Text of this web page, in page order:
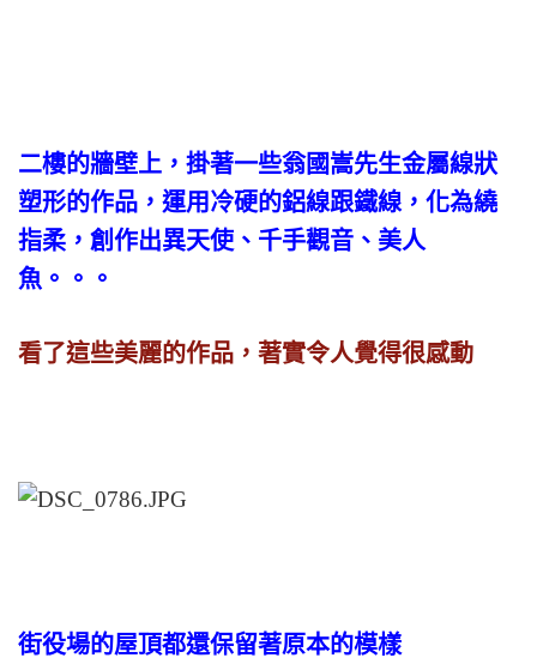
二樓的牆壁上，掛著一些翁國嵩先生金屬線狀
塑形的作品，運用冷硬的鋁線跟鐵線，化為繞
指柔，創作出異天使、千手觀音、美人
魚。。。
看了這些美麗的作品，著實令人覺得很感動
街役場的屋頂都還保留著原本的模樣